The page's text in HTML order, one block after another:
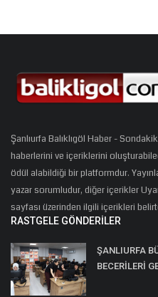
Şanlıurfa Balıklıgöl Haber -
haberlerini ve içeriklerini
ödül alabildiği bir platformdur.
yazar sorumludur, diğer içerikler
sayfası üzerinden ilgili içerikleri
RASTGELE GÖNDERILER
ŞANLIURFA
BECERİLERİ